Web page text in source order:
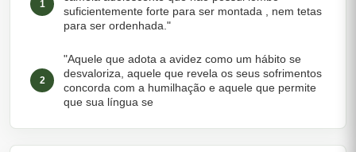
1
suficientemente forte para ser montada , nem tetas
para ser ordenhada."
2
"Aquele que adota a avidez como um hábito se
desvaloriza, aquele que revela os seus sofrimentos
concorda com a humilhação e aquele que permite
que sua língua se